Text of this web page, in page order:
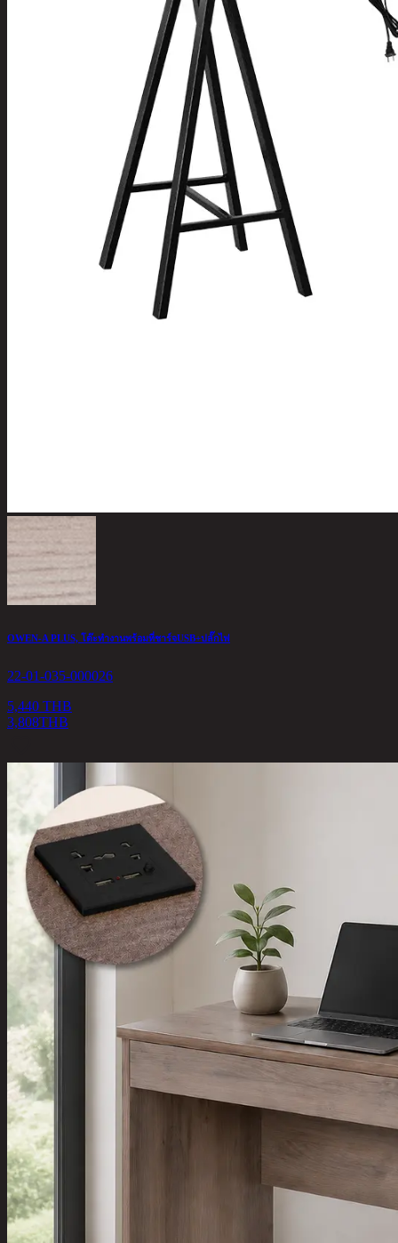
OWEN-A PLUS, โต๊ะทำงานพร้อมที่ชาร์จUSB+ปลั๊กไฟ
22-01-035-000026
5,440 THB
3,808THB